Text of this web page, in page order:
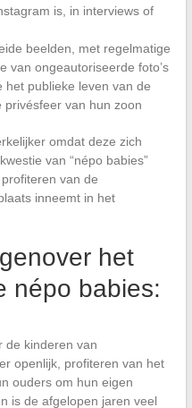
is, in interviews of
beelden, met regelmatige
van ongeautoriseerde foto’s
het publieke leven van de
van hun zoon
omdat deze zich
van “népo babies”
van de
inneemt in het
het
népo babies:
de kinderen van
openlijk, profiteren van het
ouders om hun eigen
is de afgelopen jaren veel